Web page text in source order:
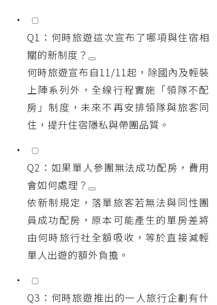
Q1：何時旅遊這次宣布了哪項與住宿相
關的新制度？
何時旅遊宣布自11/11起，除國內及輕裝
上陣系列外，全線行程實施「領隊不配
房」制度，未來不再安排領隊與旅客同
住，提升住宿隱私與帶團品質。
Q2：如果單人參團無法成功配房，費用
會如何處理？
依新制規定，落單旅客若無法與同性團
員成功配房，原本可能產生的單房差將
由何時旅行社全額吸收，等於直接減輕
單人出遊的額外負擔。
Q3：何時旅遊推出的一人旅行企劃有什